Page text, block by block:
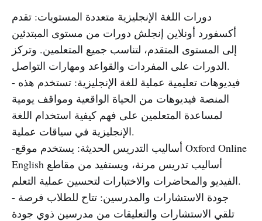
دورات اللغة الإنجليزية متعددة المستويات: تقدم
أكسفورد أونلاين إنجلش دورات من مستوى المبتدئين
إلى المستوى المتقدم، لتناسب جميع المتعلمين. وتركز
الدورات على المفردات والقواعد ومهارات التواصل.
- فيديوهات تعليمية عملية للغة الإنجليزية: تستخدم هذه
المنصة فيديوهات من الحياة الواقعية ومواقف يومية
لمساعدة المتعلمين على فهم كيفية استخدام اللغة
الإنجليزية في سياقات عملية.
-أساليب التدريس الحديثة: يستخدم موقع Oxford Online
English أساليب تدريس مرنة، ويستفيد من مقاطع
الفيديو والمحاضرات والاختبارات لتحسين عملية التعلم.
- جودة الاستشارات والمدرسين: تتاح للطلاب فرصة
تلقي الاستشارات والتعليقات من مدرسين ذوي جودة